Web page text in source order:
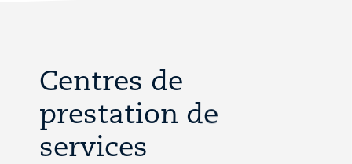
Centres de
prestation de
services